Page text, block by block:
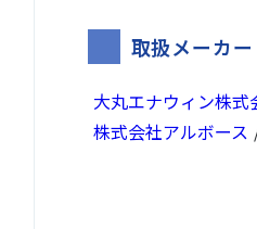
取扱メーカー
大丸エナウィン株式
株式会社アルボース